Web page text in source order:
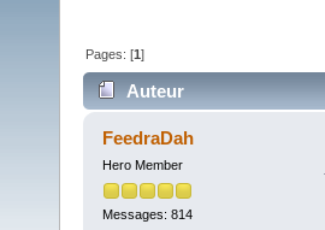
Pages: [1]
Auteur
FeedraDah
Hero Member
Messages: 814